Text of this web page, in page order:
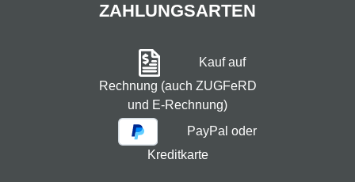
ZAHLUNGSARTEN
Kauf auf
Rechnung (auch ZUGFeRD
und E-Rechnung)
PayPal oder
Kreditkarte